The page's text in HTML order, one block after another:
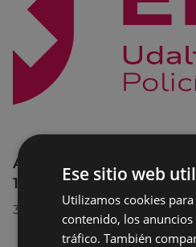
Afecciones al tráfico en
10 al 23 de agosto, por
30/07/2026
Ese sitio web
Utilizamos cookies
contenido, los
tráfico. También